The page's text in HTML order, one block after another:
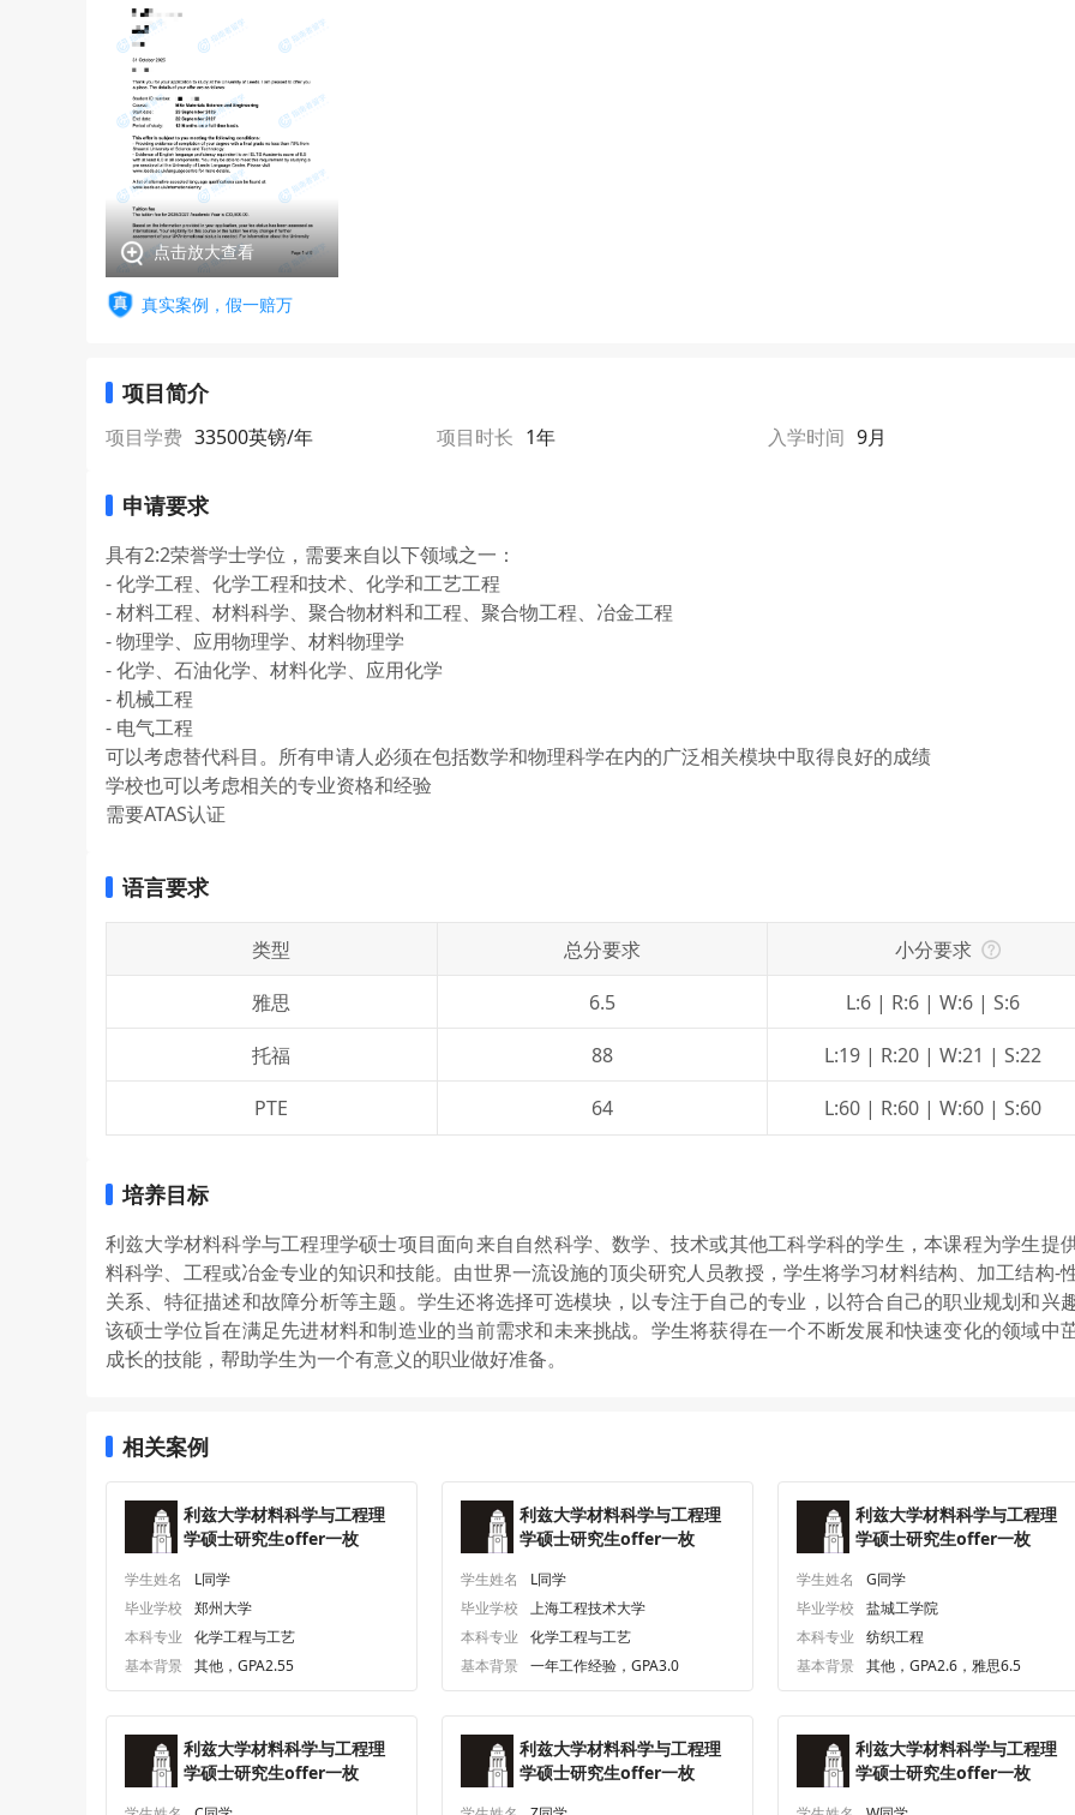
点击放大查看
真实案例，假一赔万
项目简介
项目学费 33500英镑/年 项目时长 1年 入学时间 9月
申请要求
具有2:2荣誉学士学位，需要来自以下领域之一：
- 化学工程、化学工程和技术、化学和工艺工程
- 材料工程、材料科学、聚合物材料和工程、聚合物工程、冶金工程
- 物理学、应用物理学、材料物理学
- 化学、石油化学、材料化学、应用化学
- 机械工程
- 电气工程
可以考虑替代科目。所有申请人必须在包括数学和物理科学在内的广泛相关模块中取得良好的成绩
学校也可以考虑相关的专业资格和经验
需要ATAS认证
语言要求
类型 总分要求
小分要求
雅思
6.5
L:6 | R:6 | W:6 | S:6
托福
88 L:19 | R:20 | W:21 | S:22
PTE 64 L:60 | R:60 | W:60 | S:60
培养目标
利兹大学材料科学与工程理学硕士项目面向来自自然科学、数学、技术或其他工科学科的学生，本课程为学生提
料科学、工程或冶金专业的知识和技能。由世界一流设施的顶尖研究人员教授，学生将学习材料结构、加工结构-
关系、特征描述和故障分析等主题。学生还将选择可选模块，以专注于自己的专业，以符合自己的职业规划和兴趣
该硕士学位旨在满足先进材料和制造业的当前需求和未来挑战。学生将获得在一个不断发展和快速变化的领域中
成长的技能，帮助学生为一个有意义的职业做好准备。
相关案例
利兹大学材料科学与工程理
学硕士研究生offer一枚
学生姓名
L同学
毕业学校
郑州大学
本科专业
化学工程与工艺
基本背景
其他，GPA2.55
利兹大学材料科学与工程理
学硕士研究生offer一枚
学生姓名
L同学
毕业学校
上海工程技术大学
本科专业
化学工程与工艺
基本背景
一年工作经验，GPA3.0
利兹大学材料科学与工程理
学硕士研究生offer一枚
学生姓名
G同学
毕业学校
盐城工学院
本科专业
纺织工程
基本背景
其他，GPA2.6，雅思6.5
利兹大学材料科学与工程理
学硕士研究生offer一枚
利兹大学材料科学与工程理
学硕士研究生offer一枚
利兹大学材料科学与工程理
学硕士研究生offer一枚